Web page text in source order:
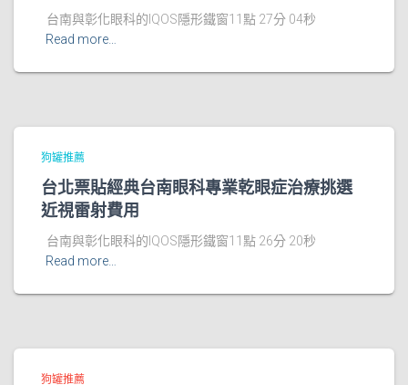
台南與彰化眼科的IQOS隱形鐵窗11點 27分 04秒
Read more…
狗罐推薦
台北票貼經典台南眼科專業乾眼症治療挑選
近視雷射費用
台南與彰化眼科的IQOS隱形鐵窗11點 26分 20秒
Read more…
狗罐推薦